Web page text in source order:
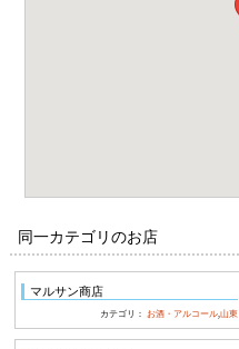
同一カテゴリのお店
マルサン商店
カテゴリ： お酒・アルコール ,山東